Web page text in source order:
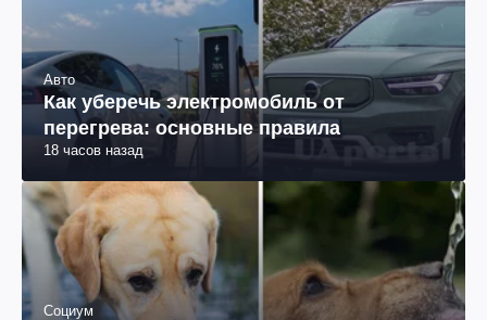
Авто
Как уберечь электромобиль от
перегрева: основные правила
18 часов назад
Социум